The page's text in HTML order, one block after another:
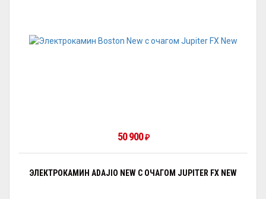
50 900₽
ЭЛЕКТРОКАМИН ADAJIO NEW С ОЧАГОМ JUPITER FX NEW